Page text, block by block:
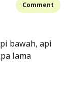
Comment
bawah, api
lama